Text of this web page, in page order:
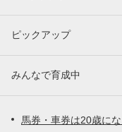
ピックアップ
みんなで育成中
馬券・車券は20歳に